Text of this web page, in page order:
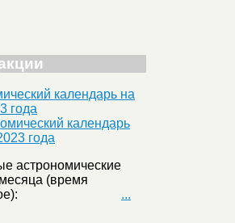
календарь на
года
астрономические
(время
...